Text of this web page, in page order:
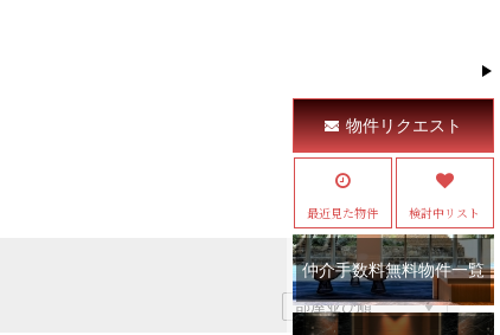
物件リクエスト
最近見た物件 検討中リスト
仲介手数料無料物件一覧